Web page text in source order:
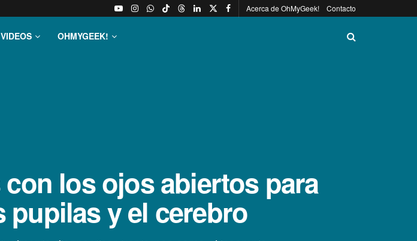
Acerca de OhMyGeek! Contacto
VIDEOS OHMYGEEK!
los ojos abiertos para
pupilas y el cerebro